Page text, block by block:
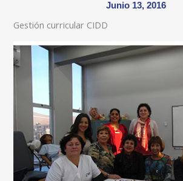
Junio 13, 2016
Gestión curricular CIDD